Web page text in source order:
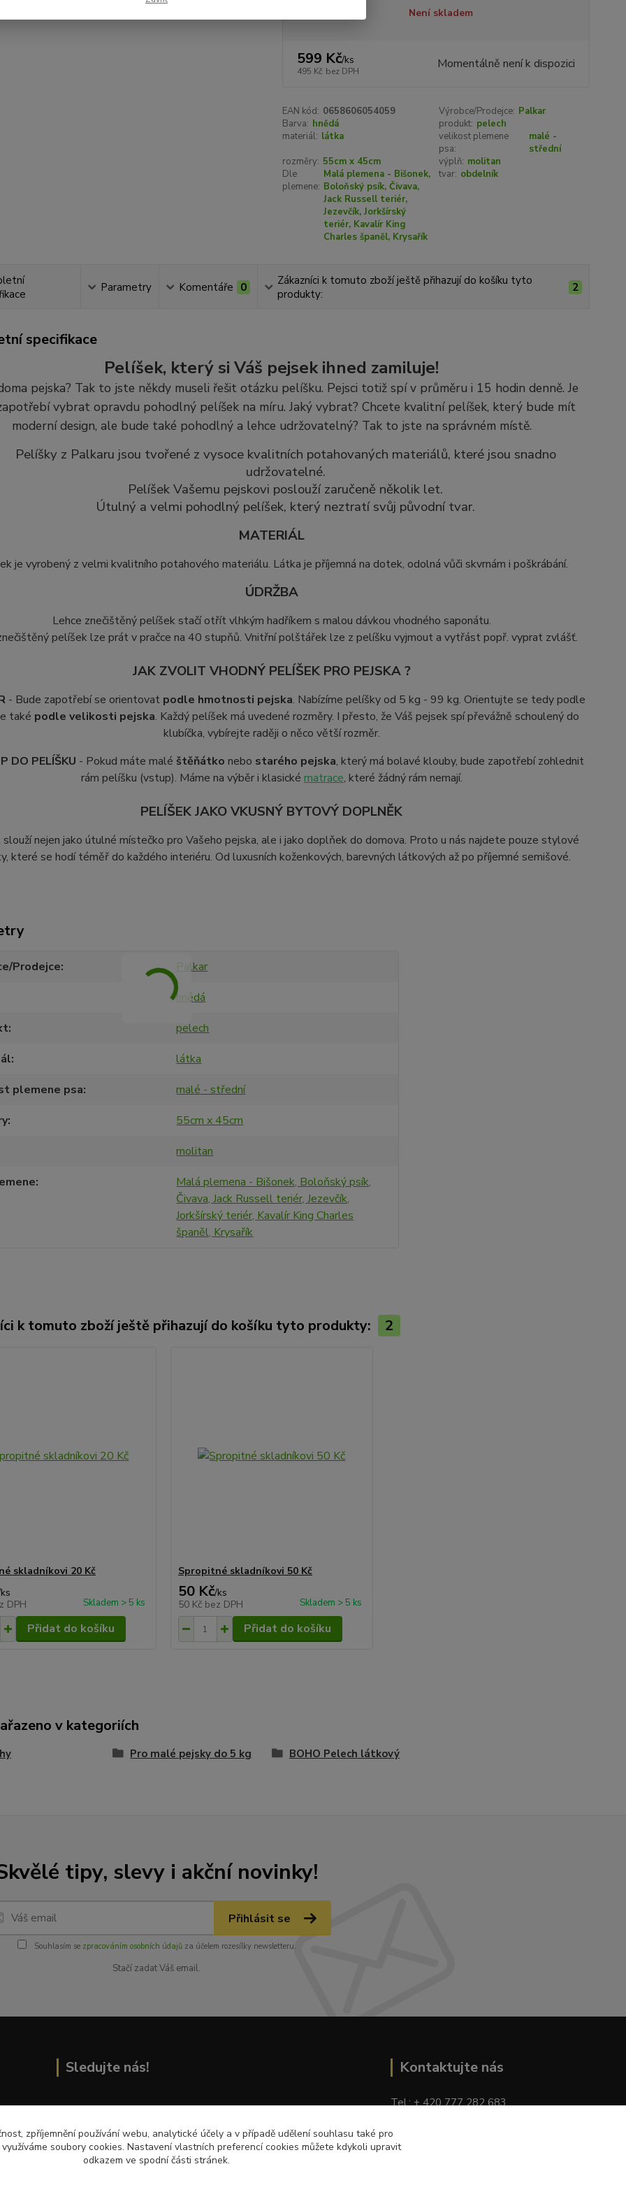
Není skladem
599 Kč/ks
495 Kč bez DPH Momentálně není k dispozici
EAN kód: 0658606054059 Výrobce/Prodejce: Palkar
Barva: hnědá produkt: pelech
materiál: látka
velikost plemene
psa:
malé -
střední
rozměry: 55cm x 45cm výplň: molitan
Dle
plemene:
Malá plemena - Bišonek,
Boloňský psík, Čivava,
Jack Russell teriér,
Jezevčík, Jorkšírský
teriér, Kavalír King
Charles španěl, Krysařík
tvar: obdelník
Parametry Komentáře 0
Zákazníci k tomuto zboží ještě přihazují do košíku tyto
produkty:
2
specifikace
Pelíšek, který si Váš pejsek ihned zamiluje!
pejska? Tak to jste někdy museli řešit otázku pelíšku. Pejsci totiž spí v průměru i 15 hodin denně. Je
vybrat opravdu pohodlný pelíšek na míru. Jaký vybrat? Chcete kvalitní pelíšek, který bude mít
moderní design, ale bude také pohodlný a lehce udržovatelný? Tak to jste na správném místě.
Pelíšky z Palkaru jsou tvořené z vysoce kvalitních potahovaných materiálů, které jsou snadno
udržovatelné.
Pelíšek Vašemu pejskovi poslouží zaručeně několik let.
Útulný a velmi pohodlný pelíšek, který neztratí svůj původní tvar.
MATERIÁL
je vyrobený z velmi kvalitního potahového materiálu. Látka je příjemná na dotek, odolná vůči skvrnám i poškrábání.
ÚDRŽBA
Lehce znečištěný pelíšek stačí otřít vlhkým hadříkem s malou dávkou vhodného saponátu.
pelíšek lze prát v pračce na 40 stupňů. Vnitřní polštářek lze z pelíšku vyjmout a vytřást popř. vyprat zvlášť.
JAK ZVOLIT VHODNÝ PELÍŠEK PRO PEJSKA ?
- Bude zapotřebí se orientovat podle hmotnosti pejska. Nabízíme pelíšky od 5 kg - 99 kg. Orientujte se tedy podle
také podle velikosti pejska. Každý pelíšek má uvedené rozměry. I přesto, že Váš pejsek spí převážně schoulený do
klubíčka, vybírejte raději o něco větší rozměr.
DO PELÍŠKU - Pokud máte malé štěňátkonebo starého pejska, který má bolavé klouby, bude zapotřebí zohlednit
rám pelíšku (vstup). Máme na výběr i klasické matrace, které žádný rám nemají.
PELÍŠEK JAKO VKUSNÝ BYTOVÝ DOPLNĚK
nejen jako útulné místečko pro Vašeho pejska, ale i jako doplňek do domova. Proto u nás najdete pouze stylové
které se hodí téměř do každého interiéru. Od luxusních koženkových, barevných látkových až po příjemné semišové.
Prodejce
Palkar
hnědá
pelech
látka
plemene psa
malé - střední
55cm x 45cm
molitan
Malá plemena - Bišonek, Boloňský psík,
Čivava, Jack Russell teriér, Jezevčík,
Jorkšírský teriér, Kavalír King Charles
španěl, Krysařík
k tomuto zboží ještě přihazují do košíku tyto produkty: 2
skladníkovi 20 Kč
ks
DPH Skladem > 5 ks
Přidat do košíku
Spropitné skladníkovi 50 Kč
50 Kč/ks
50 Kč bez DPH Skladem > 5 ks
Přidat do košíku
v kategoriích
Pro malé pejsky do 5 kg BOHO Pelech látkový
tipy, slevy i akční novinky!
Přihlásit se
Souhlasím se zpracováním osobních údajůza účelem rozesílky newsletteru.
Stačí zadat Váš email.
Sledujte nás!
Přečtěte si nejnovější články na blogu!
Kontaktujte nás
Tel.: + 420 777 282 683
zpříjemnění používání webu, analytické účely a v případě udělení souhlasu také pro
soubory cookies. Nastavení vlastních preferencí cookies můžete kdykoli upravit
odkazem ve spodní části stránek.